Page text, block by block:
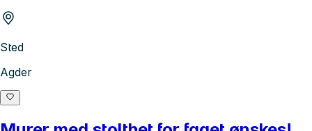
Sted
Agder